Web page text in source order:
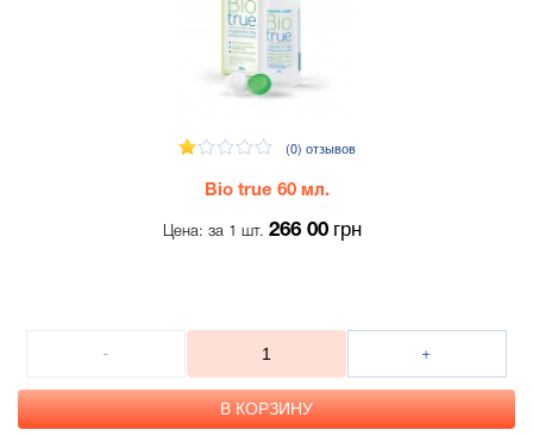
(0) отзывов
Bio true 60 мл.
Цена: за 1 шт. 266 00 грн